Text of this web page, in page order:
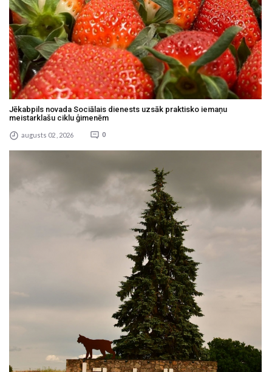
Jēkabpils novada Sociālais dienests uzsāk praktisko iemaņu
meistarklašu ciklu ģimenēm
augusts 02 , 2026 0